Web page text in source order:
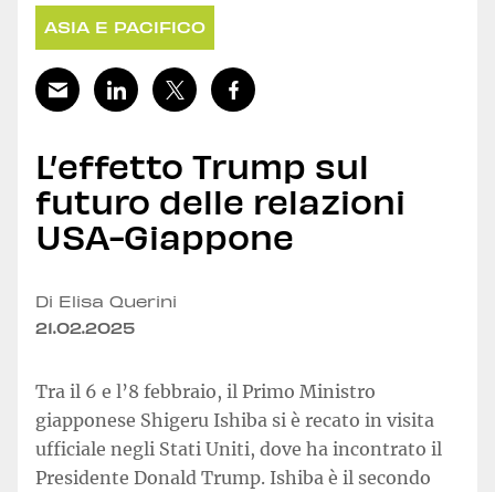
ASIA E PACIFICO
L’effetto Trump sul
futuro delle relazioni
USA-Giappone
Di Elisa Querini
21.02.2025
Tra il 6 e l’8 febbraio, il Primo Ministro
giapponese Shigeru Ishiba si è recato in visita
ufficiale negli Stati Uniti, dove ha incontrato il
Presidente Donald Trump. Ishiba è il secondo